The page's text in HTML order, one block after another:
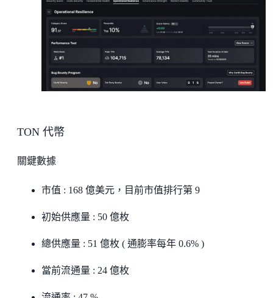
TON 代幣
關鍵數據
市值 : 168 億美元，目前市值排行第 9
初始供應量 : 50 億枚
總供應量 : 51 億枚 ( 通膨率每年 0.6% )
當前流通量 : 24 億枚